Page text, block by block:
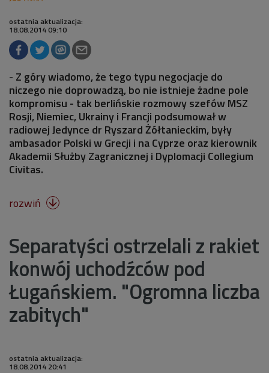
ostatnia aktualizacja:
18.08.2014 09:10
- Z góry wiadomo, że tego typu negocjacje do
niczego nie doprowadzą, bo nie istnieje żadne pole
kompromisu - tak berlińskie rozmowy szefów MSZ
Rosji, Niemiec, Ukrainy i Francji podsumował w
radiowej Jedynce dr Ryszard Żółtanieckim, były
ambasador Polski w Grecji i na Cyprze oraz kierownik
Akademii Służby Zagranicznej i Dyplomacji Collegium
Civitas.
rozwiń 
Separatyści ostrzelali z rakiet
konwój uchodźców pod
Ługańskiem. "Ogromna liczba
zabitych"
ostatnia aktualizacja:
18.08.2014 20:41